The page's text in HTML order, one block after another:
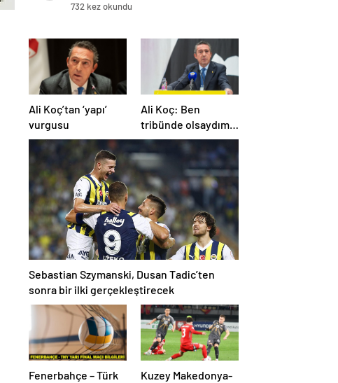
732 kez okundu
Ali Koç’tan ‘yapı’
vurgusu
Ali Koç: Ben
tribünde olsaydım,
yönetime destek
olurdum
Sebastian Szymanski, Dusan Tadic’ten
sonra bir ilki gerçekleştirecek
Fenerbahçe – Türk
Kuzey Makedonya-